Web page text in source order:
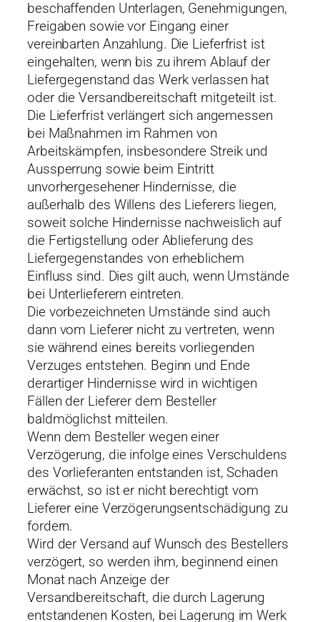
beschaffenden Unterlagen, Genehmigungen,
Freigaben sowie vor Eingang einer
vereinbarten Anzahlung. Die Lieferfrist ist
eingehalten, wenn bis zu ihrem Ablauf der
Liefergegenstand das Werk verlassen hat
oder die Versandbereitschaft mitgeteilt ist.
Die Lieferfrist verlängert sich angemessen
bei Maßnahmen im Rahmen von
Arbeitskämpfen, insbesondere Streik und
Aussperrung sowie beim Eintritt
unvorhergesehener Hindernisse, die
außerhalb des Willens des Lieferers liegen,
soweit solche Hindernisse nachweislich auf
die Fertigstellung oder Ablieferung des
Liefergegenstandes von erheblichem
Einfluss sind. Dies gilt auch, wenn Umstände
bei Unterlieferern eintreten.
Die vorbezeichneten Umstände sind auch
dann vom Lieferer nicht zu vertreten, wenn
sie während eines bereits vorliegenden
Verzuges entstehen. Beginn und Ende
derartiger Hindernisse wird in wichtigen
Fällen der Lieferer dem Besteller
baldmöglichst mitteilen.
Wenn dem Besteller wegen einer
Verzögerung, die infolge eines Verschuldens
des Vorlieferanten entstanden ist, Schaden
erwächst, so ist er nicht berechtigt vom
Lieferer eine Verzögerungsentschädigung zu
fordern.
Wird der Versand auf Wunsch des Bestellers
verzögert, so werden ihm, beginnend einen
Monat nach Anzeige der
Versandbereitschaft, die durch Lagerung
entstandenen Kosten, bei Lagerung im Werk